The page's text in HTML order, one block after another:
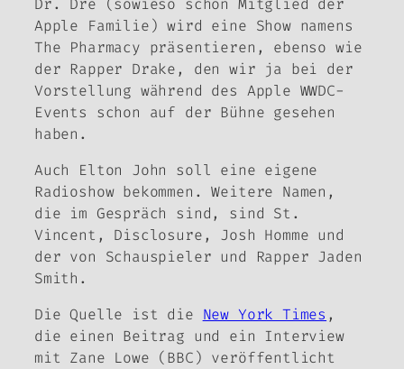
Dr. Dre (sowieso schon Mitglied der
Apple Familie) wird eine Show namens
The Pharmacy präsentieren, ebenso wie
der Rapper Drake, den wir ja bei der
Vorstellung während des Apple WWDC-
Events schon auf der Bühne gesehen
haben.
Auch Elton John soll eine eigene
Radioshow bekommen. Weitere Namen,
die im Gespräch sind, sind St.
Vincent, Disclosure, Josh Homme und
der von Schauspieler und Rapper Jaden
Smith.
Die Quelle ist die New York Times ,
die einen Beitrag und ein Interview
mit Zane Lowe (BBC) veröffentlicht